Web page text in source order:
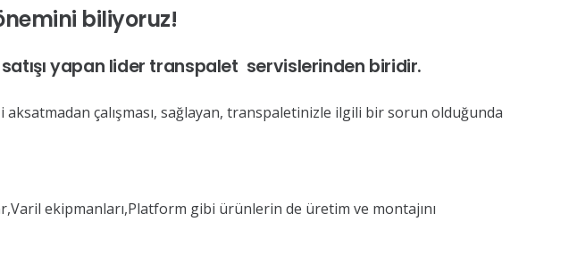
biliyoruz!
yapan lider transpalet servislerinden biridir.
çalışması, sağlayan, transpaletinizle ilgili bir sorun olduğunda
ekipmanları,Platform gibi ürünlerin de üretim ve montajını